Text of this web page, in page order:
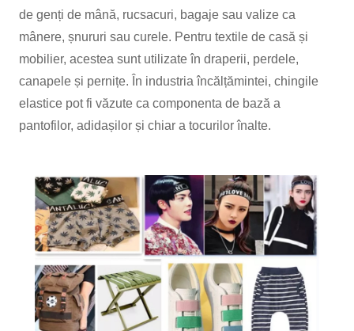
de genți de mână, rucsacuri, bagaje sau valize ca
mânere, șnururi sau curele. Pentru textile de casă și
mobilier, acestea sunt utilizate în draperii, perdele,
canapele și pernițe. În industria încălțămintei, chingile
elastice pot fi văzute ca componenta de bază a
pantofilor, adidașilor și chiar a tocurilor înalte.